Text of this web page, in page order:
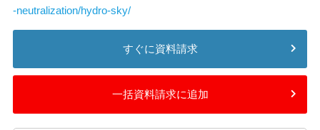
-neutralization/hydro-sky/
すぐに資料請求
一括資料請求に追加